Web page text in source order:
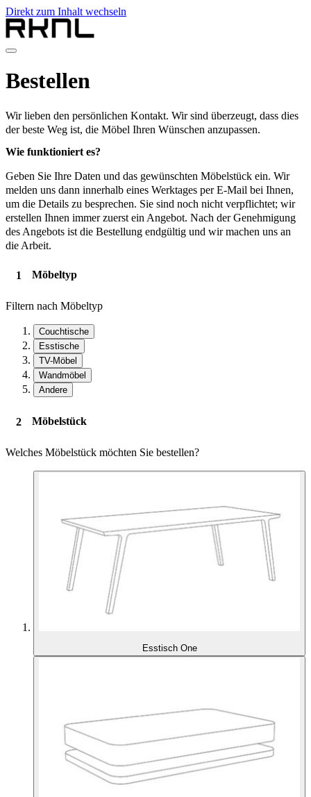
Direkt zum Inhalt wechseln
Home
Produkte
de
nl
de
fr
en
Bestellen
Wir lieben den persönlichen Kontakt. Wir sind überzeugt, dass dies
der beste Weg ist, die Möbel Ihren Wünschen anzupassen.
Wie funktioniert es?
Geben Sie Ihre Daten und das gewünschten Möbelstück ein. Wir
melden uns dann innerhalb eines Werktages per E-Mail bei Ihnen,
um die Details zu besprechen. Sie sind noch nicht verpflichtet; wir
erstellen Ihnen immer zuerst ein Angebot. Nach der Genehmigung
des Angebots ist die Bestellung endgültig und wir machen uns an
die Arbeit.
Möbeltyp
Filtern nach Möbeltyp
Couchtische
Esstische
TV-Möbel
Wandmöbel
Andere
Möbelstück
Welches Möbelstück möchten Sie bestellen?
Esstisch One